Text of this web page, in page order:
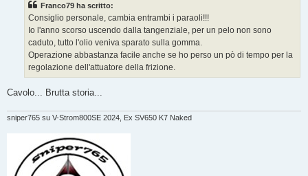
Franco79 ha scritto:
Consiglio personale, cambia entrambi i paraoli!!!
Io l'anno scorso uscendo dalla tangenziale, per un pelo non sono
caduto, tutto l'olio veniva sparato sulla gomma.
Operazione abbastanza facile anche se ho perso un pò di tempo per la
regolazione dell'attuatore della frizione.
Cavolo... Brutta storia...
sniper765 su V-Strom800SE 2024, Ex SV650 K7 Naked